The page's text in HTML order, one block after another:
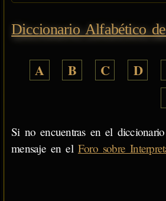
Diccionario Alfabético
A B C D
Si no encuentras en el
mensaje en el Foro sobre